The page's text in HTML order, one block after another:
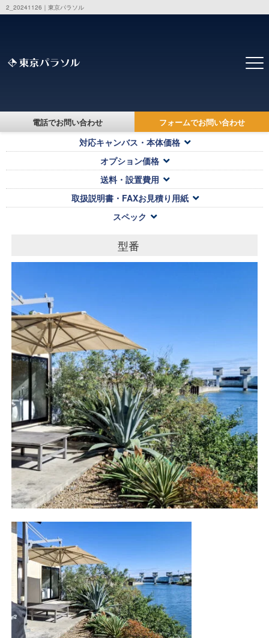
2_20241126｜東京パラソル
電話でお問い合わせ フォームでお問い合わせ
2_20241126
対応キャンバス・本体価格
オプション価格
送料・設置費用
取扱説明書・FAXお見積り用紙
スペック
型番